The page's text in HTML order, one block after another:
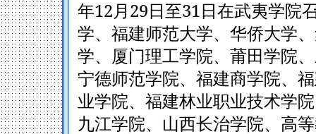
年12 月 29 日至31 日在武夷学院
学、福建师范大学、华侨大学
学、厦门理工学院、莆田学院
宁德师范学院、福建商学院、
业学院、福建林业职业技术学
九江学院、山西长治学院、高